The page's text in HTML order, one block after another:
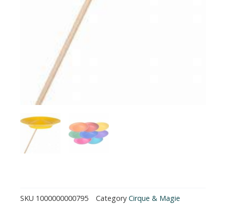
SKU 1000000000795 Category Cirque & Magie